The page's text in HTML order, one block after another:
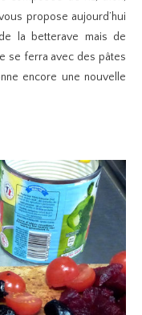
propose aujourd’hui
la betterave mais de
se ferra avec des pâtes
encore une nouvelle